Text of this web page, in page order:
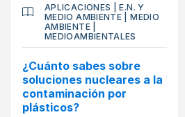
APLICACIONES |E.N. Y
MEDIO AMBIENTE |MEDIO
AMBIENTE|
MEDIOAMBIENTALES
¿Cuánto sabes sobre
soluciones nucleares a la
contaminación por
plásticos?